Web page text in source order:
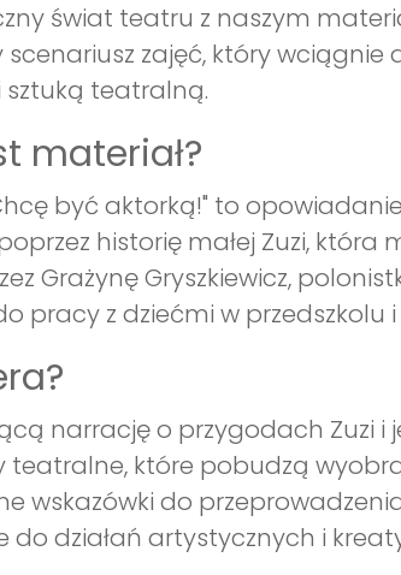
świat teatru z naszym
scenariusz zajęć, który
teatralną.
materiał?
być aktorką!" to
historię małej Zuzi, która
Grażynę Gryszkiewicz,
pracy z dziećmi w przedszkolu
narrację o przygodach Zuzi i
teatralne, które pobudzą
wskazówki do
do działań artystycznych i